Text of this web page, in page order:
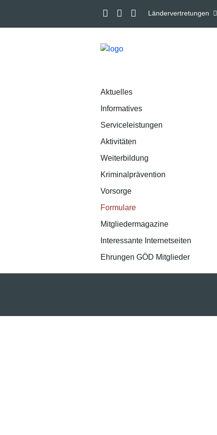
Ländervertretungen
Aktuelles
Informatives
Serviceleistungen
Aktivitäten
Weiterbildung
Kriminalprävention
Vorsorge
Formulare
Mitgliedermagazine
Interessante Internetseiten
Ehrungen GÖD Mitglieder